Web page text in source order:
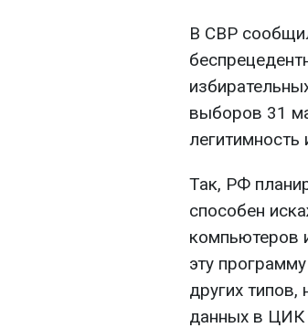
В СВР
выборов 31
легитимность
Так, РФ
способен
компьютеров
эту
других типов,
данных в ЦИК